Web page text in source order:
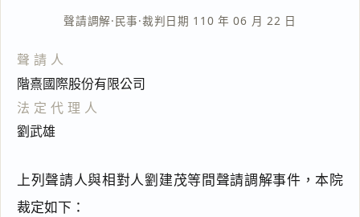
聲請調解·民事·裁判日期 110 年 06 月 22 日
聲請人
階熹國際股份有限公司
法定代理人
劉武雄
上列聲請人與相對人劉建茂等間聲請調解事件，本院
裁定如下：